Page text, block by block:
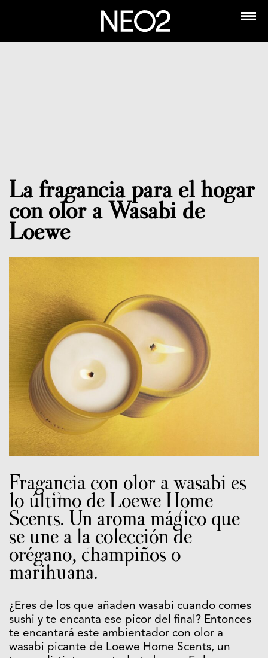
La fragancia para el hogar
con olor a Wasabi de
Loewe
Fragancia con olor a wasabi es
lo último de Loewe Home
Scents. Un aroma mágico que
se une a la colección de
orégano, champiños o
marihuana.
¿Eres de los que añaden wasabi cuando comes
sushi y te encanta ese picor del final? Entonces
te encantará este ambientador con olor a
wasabi picante de Loewe Home Scents, un